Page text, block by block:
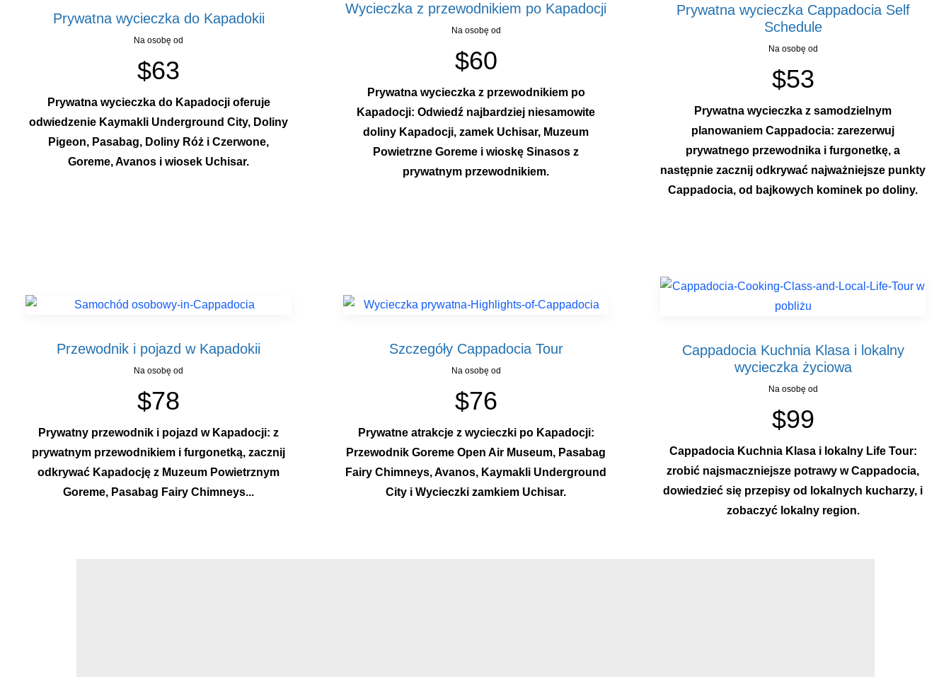
Prywatna wycieczka do Kapadokii
Na osobę od
$63
Prywatna wycieczka do Kapadocji oferuje
odwiedzenie Kaymakli Underground City, Doliny
Pigeon, Pasabag, Doliny Róż i Czerwone,
Goreme, Avanos i wiosek Uchisar.
Wycieczka z przewodnikiem po Kapadocji
Na osobę od
$60
Prywatna wycieczka z przewodnikiem po
Kapadocji: Odwiedź najbardziej niesamowite
doliny Kapadocji, zamek Uchisar, Muzeum
Powietrzne Goreme i wioskę Sinasos z
prywatnym przewodnikiem.
Prywatna wycieczka Cappadocia Self
Schedule
Na osobę od
$53
Prywatna wycieczka z samodzielnym
planowaniem Cappadocia: zarezerwuj
prywatnego przewodnika i furgonetkę, a
następnie zacznij odkrywać najważniejsze punkty
Cappadocia, od bajkowych kominek po doliny.
Przewodnik i pojazd w Kapadokii
Na osobę od
$78
Prywatny przewodnik i pojazd w Kapadocji: z
prywatnym przewodnikiem i furgonetką, zacznij
odkrywać Kapadocję z Muzeum Powietrznym
Goreme, Pasabag Fairy Chimneys...
Szczegóły Cappadocia Tour
Na osobę od
$76
Prywatne atrakcje z wycieczki po Kapadocji:
Przewodnik Goreme Open Air Museum, Pasabag
Fairy Chimneys, Avanos, Kaymakli Underground
City i Wycieczki zamkiem Uchisar.
Cappadocia Kuchnia Klasa i lokalny
wycieczka życiowa
Na osobę od
$99
Cappadocia Kuchnia Klasa i lokalny Life Tour:
zrobić najsmaczniejsze potrawy w Cappadocia,
dowiedzieć się przepisy od lokalnych kucharzy, i
zobaczyć lokalny region.